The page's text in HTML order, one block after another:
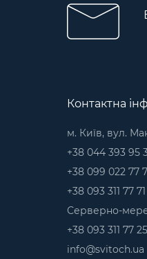
Контактна
м. Київ, вул.
+38 044 393 95
+38 099 022 77
+38 093 311 77 71
Серверно-
+38 093 311 77 25
info@svitoch.ua